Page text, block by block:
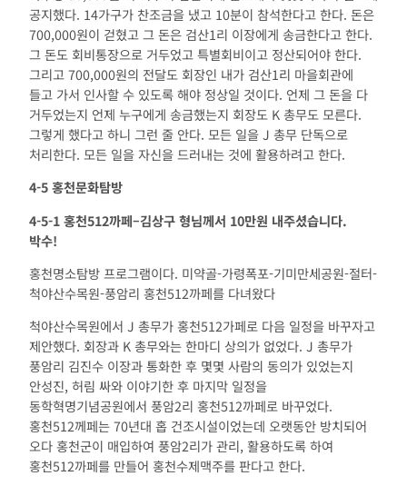
공지했다. 14가구가 찬조금을 냈고 10분이 참석한다고 한다. 돈은
700,000원이 걷혔고 그 돈은 검산1리 이장에게 송금한다고 한다.
그 돈도 회비통장으로 거두었고 특별회비이고 정산되어야 한다.
그리고 700,000원의 전달도 회장인 내가 검산1리 마을회관에
들고 가서 인사할 수 있도록 해야 정상일 것이다. 언제 그 돈을 다
거두었는지 언제 누구에게 송금했는지 회장도 K 총무도 모른다.
그렇게 했다고 하니 그런 줄 안다. 모든 일을 J 총무 단독으로
처리한다. 모든 일을 자신을 드러내는 것에 활용하려고 한다.
4-5홍천문화탐방
4-5-1홍천512까페–김상구 형님께서 10만원 내주셨습니다.
박수!
홍천명소탐방 프로그램이다. 미약골-가령폭포-기미만세공원-절터-
척야산수목원-풍암리 홍천512까페를 다녀왔다
척야산수목원에서 J 총무가 홍천512가페로 다음 일정을 바꾸자고
제안했다. 회장과 K 총무와는 한마디 상의가 없었다. J 총무가
풍암리 김진수 이장과 통화한 후 몇몇 사람의 동의가 있었는지
안성진, 허림 싸와 이야기한 후 마지막 일정을
동학혁명기념공원에서 풍암2리 홍천512까페로 바꾸었다.
홍천512께페는 70년대 홉 건조시설이었는데 오랫동안 방치되어
오다 홍천군이 매입하여 풍암2리가 관리, 활용하도록 하여
홍천512까페를 만들어 홍천수제맥주를 판다고 한다.